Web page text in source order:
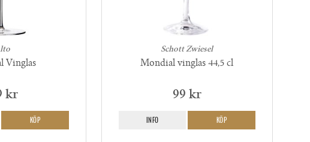
Vinglas
kr
KÖP
Schott Zwiesel
Mondial vinglas 44,5 cl
99 kr
INFO KÖP